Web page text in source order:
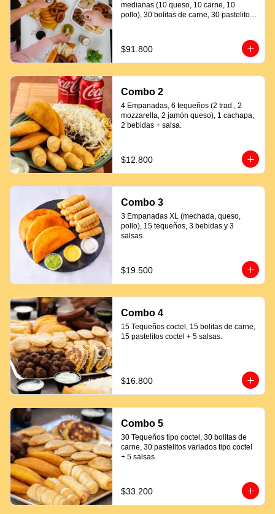
medianas (10 queso, 10 carne, 10
pollo), 30 bolitas de carne, 30 pastelitos
$91.800
Combo 2
4 Empanadas, 6 tequeños (2 trad., 2
mozzarella, 2 jamón queso), 1 cachapa,
2 bebidas + salsa.
$12.800
Combo 3
3 Empanadas XL (mechada, queso,
pollo), 15 tequeños, 3 bebidas y 3
salsas.
$19.500
Combo 4
15 Tequeños coctel, 15 bolitas de carne,
15 pastelitos coctel + 5 salsas.
$16.800
Combo 5
30 Tequeños tipo coctel, 30 bolitas de
carne, 30 pastelitos variados tipo coctel
+ 5 salsas.
$33.200